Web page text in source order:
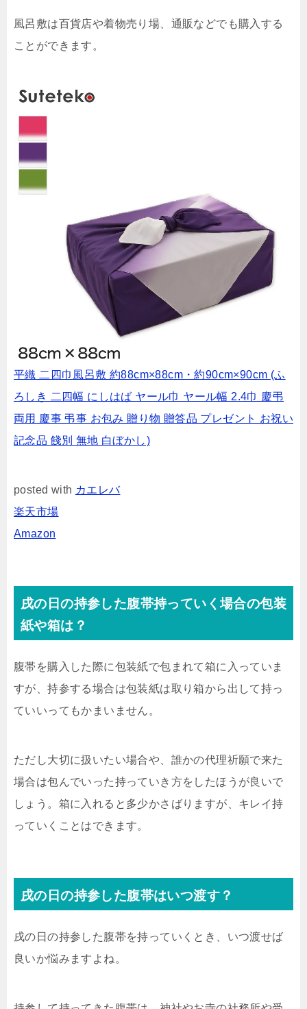
風呂敷は百貨店や着物売り場、通販などでも購入する
ことができます。
平織 二四巾風呂敷 約88cm×88cm・約90cm×90cm (ふ
ろしき 二四幅 にしはば ヤール巾 ヤール幅 2.4巾 慶弔
両用 慶事 弔事 お包み 贈り物 贈答品 プレゼント お祝い
記念品 餞別 無地 白ぼかし)
posted with カエレバ
楽天市場
Amazon
戌の日の持参した腹帯持っていく場合の包装
紙や箱は？
腹帯を購入した際に包装紙で包まれて箱に入っていま
すが、持参する場合は包装紙は取り箱から出して持っ
ていいってもかまいません。
ただし大切に扱いたい場合や、誰かの代理祈願で来た
場合は包んでいった持っていき方をしたほうが良いで
しょう。箱に入れると多少かさばりますが、キレイ持
っていくことはできます。
戌の日の持参した腹帯はいつ渡す？
戌の日の持参した腹帯を持っていくとき、いつ渡せば
良いか悩みますよね。